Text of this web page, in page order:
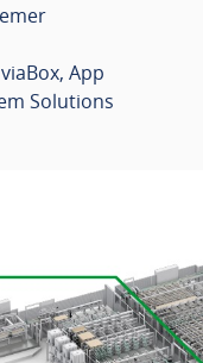
App
Solutions